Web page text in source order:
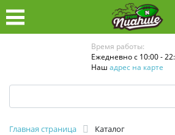
Время работы:
Ежедневно с 10:00 -
Наш адрес на карте
Главная страница Каталог